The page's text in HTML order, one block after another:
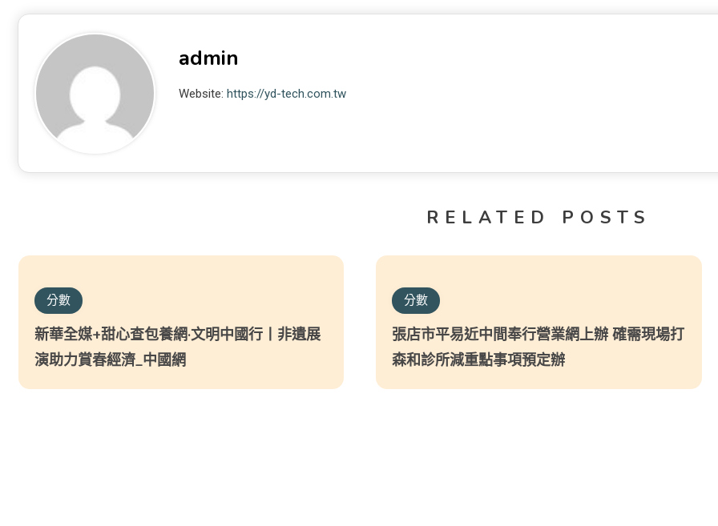
admin
Website:https://yd-tech.com.tw
RELATED POSTS
分數
新華全媒+甜心查包養網·文明中國行丨非遺展
演助力賞春經濟_中國網
分數
張店市平易近中間奉行營業網上辦 確需現場打
森和診所減重點事項預定辦